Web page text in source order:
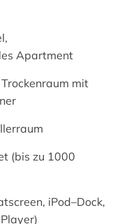
Apartment
mit
(bis zu 1000
iPod–Dock,